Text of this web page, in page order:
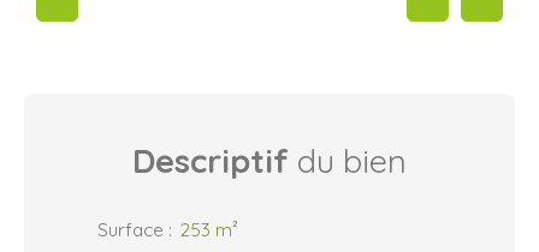
Descriptif du bien
Surface : 253 m²